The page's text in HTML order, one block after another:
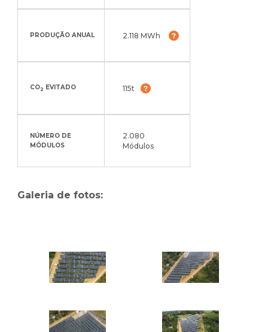
PRODUÇÃO ANUAL 2.118 MWh
CO2 EVITADO 115t
NÚMERO DE
MÓDULOS
2.080
Módulos
Galeria de fotos: